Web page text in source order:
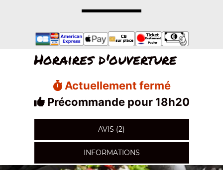
Horaires d'ouverture
Actuellement fermé
Précommande pour 18h20
AVIS (2)
INFORMATIONS